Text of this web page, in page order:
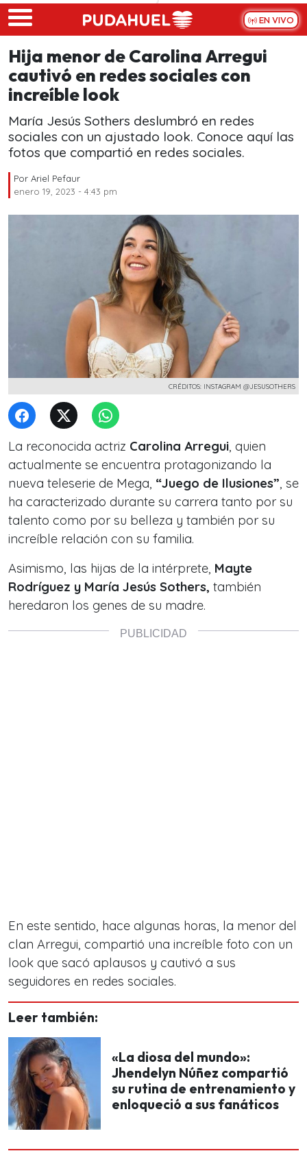
Skip to main content
EN VIVO
Hija menor de Carolina Arregui
cautivó en redes sociales con
increíble look
María Jesús Sothers deslumbró en redes
sociales con un ajustado look. Conoce aquí las
fotos que compartió en redes sociales.
Por Ariel Pefaur
enero 19, 2023 - 4:43 pm
CRÉDITOS: INSTAGRAM @JESUSOTHERS
La reconocida actriz Carolina Arregui, quien
actualmente se encuentra protagonizando la
nueva teleserie de Mega, “Juego de Ilusiones”, se
ha caracterizado durante su carrera tanto por su
talento como por su belleza y también por su
increíble relación con su familia.
Asimismo, las hijas de la intérprete, Mayte
Rodríguez y María Jesús Sothers, también
heredaron los genes de su madre.
En este sentido, hace algunas horas, la menor del
clan Arregui, compartió una increíble foto con un
look que sacó aplausos y cautivó a sus
seguidores en redes sociales.
Leer también:
«La diosa del mundo»:
Jhendelyn Núñez compartió
su rutina de entrenamiento y
enloqueció a sus fanáticos